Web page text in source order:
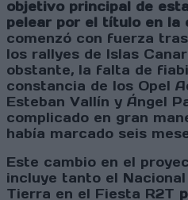
objetivo principal de
pelear por el título en la
comenzó con fuerza
los rallyes de Islas
obstante, la falta de
constancia de los Opel
Esteban Vallín y Ángel
complicado en gran
había marcado seis
Este cambio en el
incluye tanto el
Tierra en el Fiesta R2T